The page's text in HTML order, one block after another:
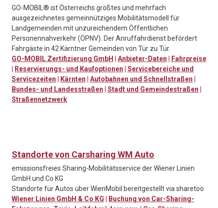
GO-MOBIL® ist Österreichs größtes und mehrfach
ausgezeichnetes gemeinnütziges Mobilitätsmodell für
Landgemeinden mit unzureichendem Öffentlichen
Personennahverkehr (ÖPNV). Der Anruffahrdienst befördert
Fahrgäste in 42 Kärntner Gemeinden von Tür zu Tür.
GO-MOBIL Zertifizierung GmbH
Anbieter-Daten
Fahrpreise
Reservierungs- und Kaufoptionen
Servicebereiche und
Servicezeiten
Kärnten Autobahnen und Schnellstraßen
Bundes- und Landesstraßen
Stadt und Gemeindestraßen
Straßennetzwerk
Standorte von Carsharing WM Auto
emissionsfreies Sharing-Mobilitätsservice der Wiener Linien
GmbH und Co KG
Standorte für Autos über WienMobil bereitgestellt via sharetoo
Wiener Linien GmbH & Co KG
Buchung von Car-Sharing-